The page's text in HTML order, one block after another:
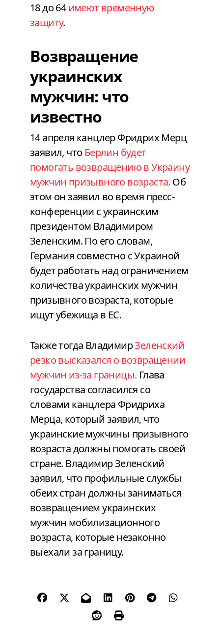
18 до 64имеют временную
защиту.
Возвращение
украинских
мужчин: что
известно
14 апреля канцлер Фридрих Мерц
заявил, что Берлин будет
помогать возвращению в Украину
мужчин призывного возраста. Об
этом он заявил во время пресс-
конференции с украинским
президентом Владимиром
Зеленским. По его словам,
Германия совместно с Украиной
будет работать над ограничением
количества украинских мужчин
призывного возраста, которые
ищут убежища в ЕС.
Также тогда ВладимирЗеленский
резко высказался о возвращении
мужчин из-за границы. Глава
государства согласился со
словами канцлера Фридриха
Мерца, который заявил, что
украинские мужчины призывного
возраста должны помогать своей
стране. Владимир Зеленский
заявил, что профильные службы
обеих стран должны заниматься
возвращением украинских
мужчин мобилизационного
возраста, которые незаконно
выехали за границу.